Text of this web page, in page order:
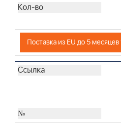
Поставка из EU до 5